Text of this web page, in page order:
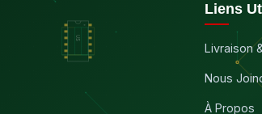
Liens
Livraison
Nous
À Propos